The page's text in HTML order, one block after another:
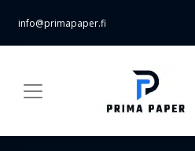
info@primapaper.fi